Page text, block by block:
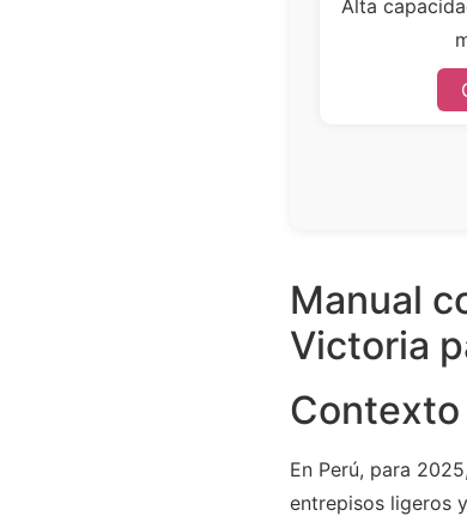
Alta
Manual
Victoria
Contexto
En Perú, para
entrepisos ligeros